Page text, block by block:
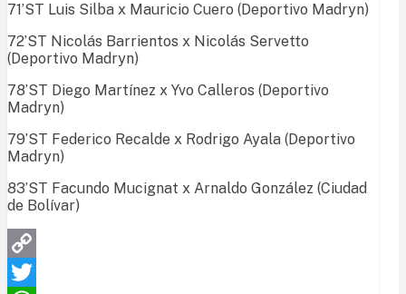
71’ST Luis Silba x Mauricio Cuero (Deportivo Madryn)
72’ST Nicolás Barrientos x Nicolás Servetto
(Deportivo Madryn)
78’ST Diego Martínez x Yvo Calleros (Deportivo
Madryn)
79’ST Federico Recalde x Rodrigo Ayala (Deportivo
Madryn)
83’ST Facundo Mucignat x Arnaldo González (Ciudad
de Bolívar)
Copy